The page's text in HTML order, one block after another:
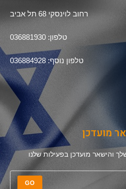
רחוב לוינסקי 68 תל אביב
טלפון: 036881930
טלפון נוסף: 036884928
מועדכן
והישאר מועדכן בפעילות שלנו
GO